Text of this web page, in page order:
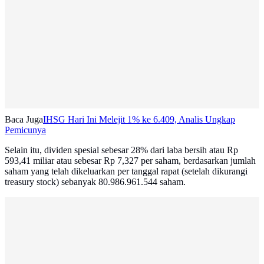
Baca JugaIHSG Hari Ini Melejit 1% ke 6.409, Analis Ungkap
Pemicunya
Selain itu, dividen spesial sebesar 28% dari laba bersih atau Rp
593,41 miliar atau sebesar Rp 7,327 per saham, berdasarkan jumlah
saham yang telah dikeluarkan per tanggal rapat (setelah dikurangi
treasury stock) sebanyak 80.986.961.544 saham.